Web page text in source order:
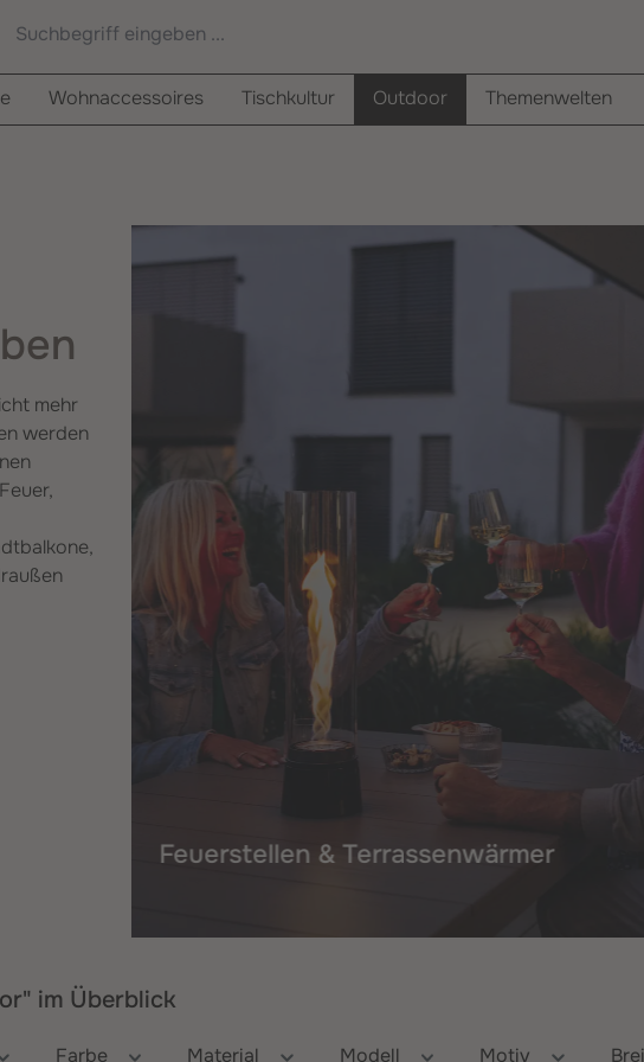
Wohnaccessoires Tischkultur Outdoor Themenwelten
mehr
werden
Feuerstellen & Terrassenwärmer
im Überblick
Farbe Material Modell Motiv